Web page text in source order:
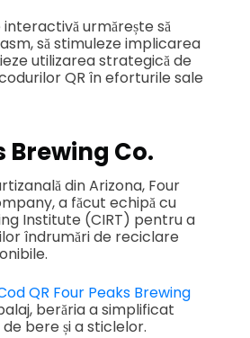
urmărește să
să stimuleze implicarea
utilizarea strategică de
QR în eforturile sale
Brewing Co.
din Arizona, Four
a făcut echipă cu
Institute (CIRT) pentru a
îndrumări de reciclare
QR Four Peaks Brewing
berăria a simplificat
bere și a sticlelor.